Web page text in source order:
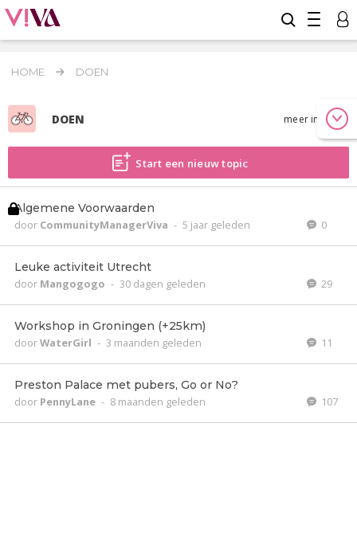
HOME DOEN
DOEN meer info
Start een nieuw topic
Algemene Voorwaarden
door CommunityManagerViva - 5 jaar geleden 0
Leuke activiteit Utrecht
door Mangogogo - 30 dagen geleden 29
Workshop in Groningen (+25km)
doorWaterGirl - 3 maanden geleden 11
Preston Palace met pubers, Go or No?
door PennyLane - 8 maanden geleden 107